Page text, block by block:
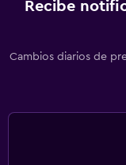
Recibe
Cambios diarios de